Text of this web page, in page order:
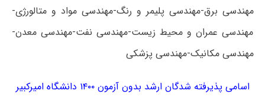
مهندسی برق-مهندسی پلیمر و رنگ-مهندسی مواد و متالورژی-
مهندسی عمران و محیط زیست-مهندسی نفت-مهندسی معدن-
مهندسی مکانیک-مهندسی پزشکی
اسامی پذیرفته شدگان ارشد بدون آزمون ۱۴۰۰ دانشگاه امیرکبیر